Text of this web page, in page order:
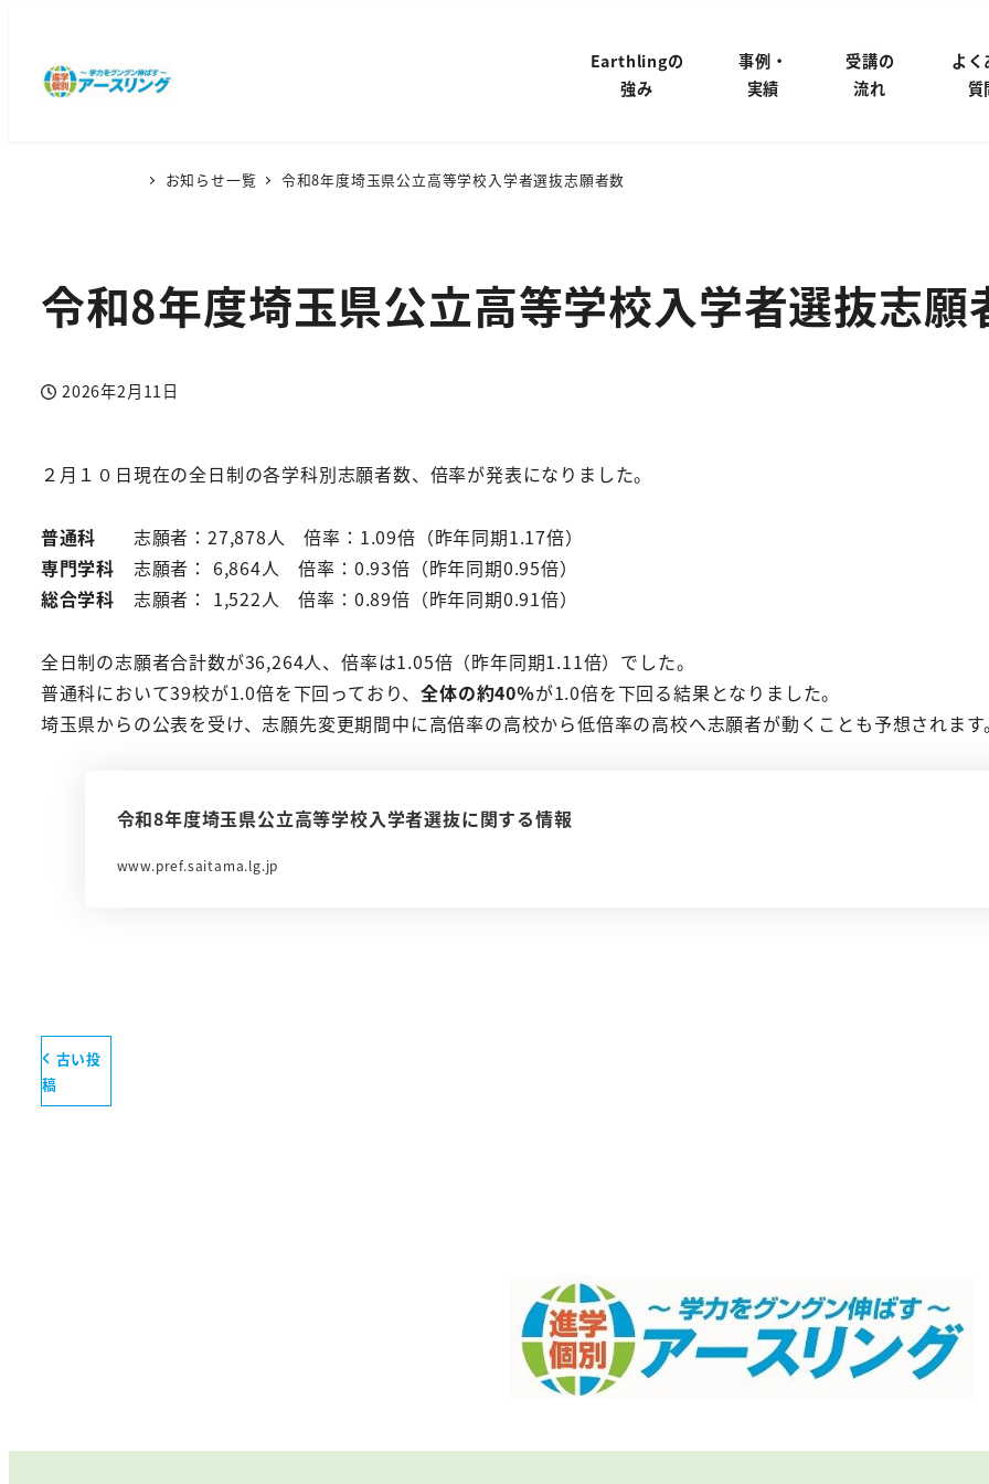
Earthlingの
強み
事例・
実績
受講の
流れ
よく
質
お知らせ一覧 令和8年度埼玉県公立高等学校入学者選抜志願者数
令和8年度埼玉県公立高等学校入学者選抜志願
投稿日
2026年2月11日
２月１０日現在の全日制の各学科別志願者数、倍率が発表になりました。
普通科 志願者：27,878人 倍率：1.09倍（昨年同期1.17倍）
専門学科 志願者： 6,864人 倍率：0.93倍（昨年同期0.95倍）
総合学科 志願者： 1,522人 倍率：0.89倍（昨年同期0.91倍）
全日制の志願者合計数が36,264人、倍率は1.05倍（昨年同期1.11倍）でした。
普通科において39校が1.0倍を下回っており、全体の約40％が1.0倍を下回る結果となりました。
埼玉県からの公表を受け、志願先変更期間中に高倍率の高校から低倍率の高校へ志願者が動くことも予想されます
令和8年度埼玉県公立高等学校入学者選抜に関する情報
www.pref.saitama.lg.jp
古い投
稿